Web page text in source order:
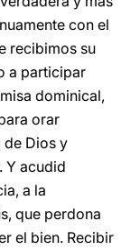
con el
recibimos su
a participar
dominical,
orar
de Dios y
Y acudid
a la
que perdona
el bien. Recibir